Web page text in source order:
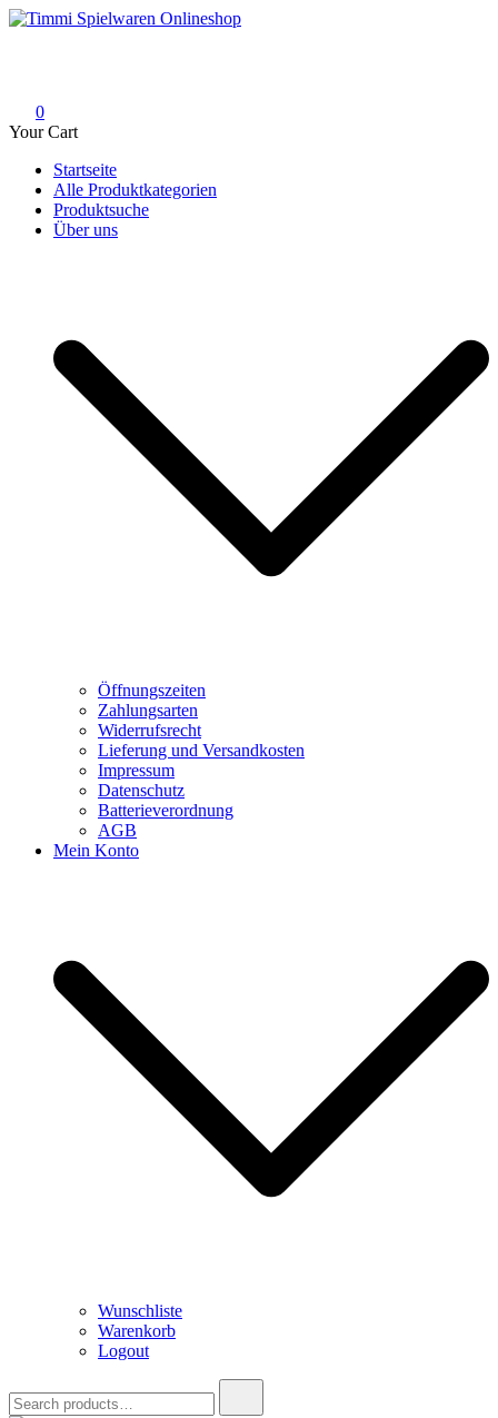
Skip
0
Your Cart
Startseite
Alle Produktkategorien
Produktsuche
Über uns
Öffnungszeiten
Zahlungsarten
Widerrufsrecht
Lieferung und Versandkosten
Impressum
Datenschutz
Batterieverordnung
AGB
Mein Konto
Wunschliste
Warenkorb
Logout
for: